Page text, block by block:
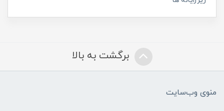
برگشت به بالا
منوی وب‌سایت